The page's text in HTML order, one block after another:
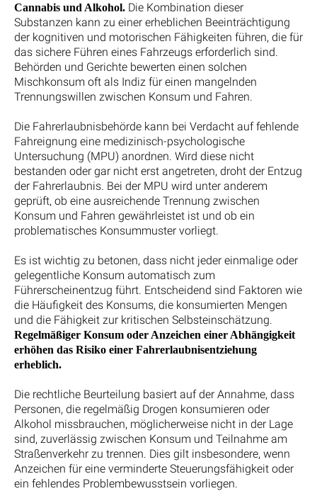
Cannabis und Alkohol. Die Kombination dieser
Substanzen kann zu einer erheblichen Beeinträchtigung
der kognitiven und motorischen Fähigkeiten führen, die für
das sichere Führen eines Fahrzeugs erforderlich sind.
Behörden und Gerichte bewerten einen solchen
Mischkonsum oft als Indiz für einen mangelnden
Trennungswillen zwischen Konsum und Fahren.
Die Fahrerlaubnisbehörde kann bei Verdacht auf fehlende
Fahreignung eine medizinisch-psychologische
Untersuchung (MPU) anordnen. Wird diese nicht
bestanden oder gar nicht erst angetreten, droht der Entzug
der Fahrerlaubnis. Bei der MPU wird unter anderem
geprüft, ob eine ausreichende Trennung zwischen
Konsum und Fahren gewährleistet ist und ob ein
problematisches Konsummuster vorliegt.
Es ist wichtig zu betonen, dass nicht jeder einmalige oder
gelegentliche Konsum automatisch zum
Führerscheinentzug führt. Entscheidend sind Faktoren wie
die Häufigkeit des Konsums, die konsumierten Mengen
und die Fähigkeit zur kritischen Selbsteinschätzung.
Regelmäßiger Konsum oder Anzeichen einer Abhängigkeit
erhöhen das Risiko einer Fahrerlaubnisentziehung
erheblich.
Die rechtliche Beurteilung basiert auf der Annahme, dass
Personen, die regelmäßig Drogen konsumieren oder
Alkohol missbrauchen, möglicherweise nicht in der Lage
sind, zuverlässig zwischen Konsum und Teilnahme am
Straßenverkehr zu trennen. Dies gilt insbesondere, wenn
Anzeichen für eine verminderte Steuerungsfähigkeit oder
ein fehlendes Problembewusstsein vorliegen.